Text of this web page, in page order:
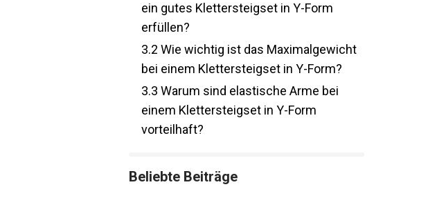
3.1Welche Sicherheitsnormen muss
ein gutes Klettersteigset in Y-Form
erfüllen?
3.2Wie wichtig ist das Maximalgewicht
bei einem Klettersteigset in Y-Form?
3.3Warum sind elastische Arme bei
einem Klettersteigset in Y-Form